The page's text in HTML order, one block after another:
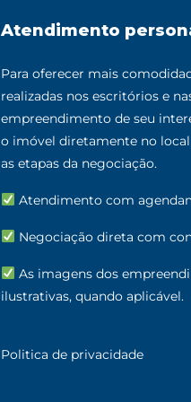
Atendimento
Para oferecer mais
realizadas nos escritórios e
empreendimento de seu
o imóvel diretamente no
as etapas da negociação.
Atendimento com
Negociação direta com
As imagens dos
ilustrativas, quando aplicável.
Politica de privacidade